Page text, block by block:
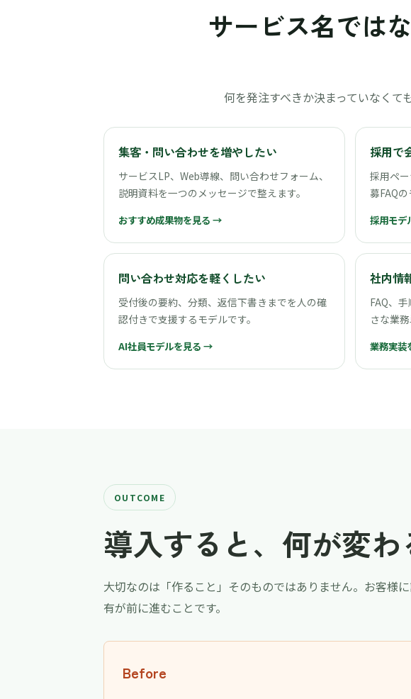
サービス名では
何を発注すべきか決まっていなくて
集客・問い合わせを増やしたい
サービスLP、Web導線、問い合わせフォーム、
説明資料を一つのメッセージで整えます。
おすすめ成果物を見る →
採用で
採用ペ
募FAQの
採用モ
問い合わせ対応を軽くしたい
受付後の要約、分類、返信下書きまでを人の確
認付きで支援するモデルです。
AI社員モデルを見る →
社内情
FAQ、
さな業
業務実
OUTCOME
導入すると、何が変
大切なのは「作ること」そのものではありません。お客様
有が前に進むことです。
Before